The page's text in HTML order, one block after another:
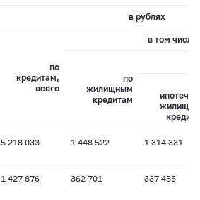
в рублях
по
кредитам,
всего
в том числе:
по
жилищным
кредитам
5 218 033 1 448 522 1 314 331
1 427 876 362 701 337 455